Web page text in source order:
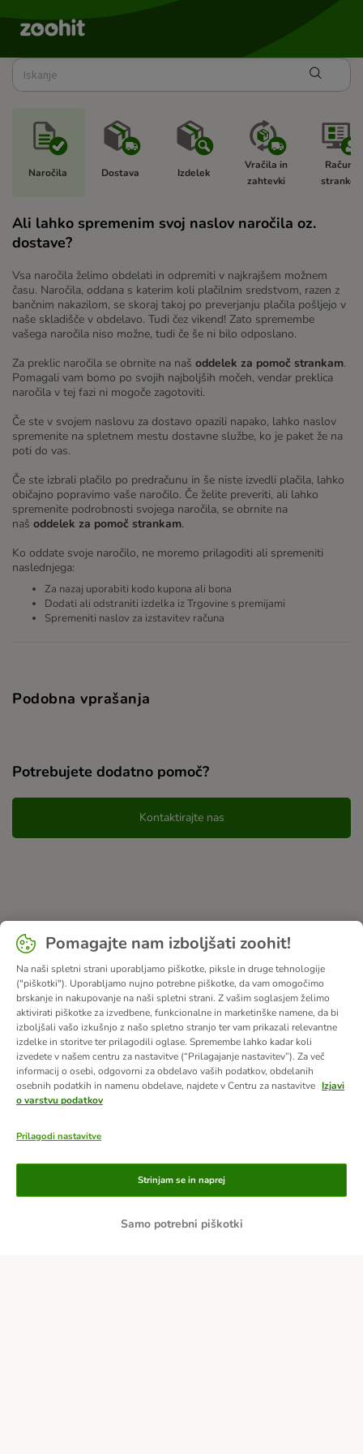
Naročila Dostava Izdelek
Vračila in
zahtevki
Račun
stranke
Ali lahko spremenim svoj naslov naročila oz.
dostave?
Vsa naročila želimo obdelati in odpremiti v najkrajšem možnem
času. Naročila, oddana s katerim koli plačilnim sredstvom, razen z
bančnim nakazilom, se skoraj takoj po preverjanju plačila pošljejo v
naše skladišče v obdelavo. Tudi čez vikend! Zato spremembe
vašega naročila niso možne, tudi če še ni bilo odposlano.
Za preklic naročila se obrnite na naš oddelek za pomoč strankam.
Pomagali vam bomo po svojih najboljših močeh, vendar preklica
naročila v tej fazi ni mogoče zagotoviti.
Če ste v svojem naslovu za dostavo opazili napako, lahko naslov
spremenite na spletnem mestu dostavne službe, ko je paket že na
poti do vas.
Če ste izbrali plačilo po predračunu in še niste izvedli plačila, lahko
običajno popravimo vaše naročilo. Če želite preveriti, ali lahko
spremenite podrobnosti svojega naročila, se obrnite na
naš oddelek za pomoč strankam.
Ko oddate svoje naročilo, ne moremo prilagoditi ali spremeniti
naslednjega:
Za nazaj uporabiti kodo kupona ali bona
Dodati ali odstraniti izdelka iz Trgovine s premijami
Spremeniti naslov za izstavitev računa
Podobna vprašanja
Potrebujete dodatno pomoč?
Kontaktirajte nas
Načini plačila
Pomagajte nam izboljšati zoohit!
Na naši spletni strani uporabljamo piškotke, piksle in druge tehnologije
("piškotki"). Uporabljamo nujno potrebne piškotke, da vam omogočimo
brskanje in nakupovanje na naši spletni strani. Z vašim soglasjem želimo
aktivirati piškotke za izvedbene, funkcionalne in marketinške namene, da bi
izboljšali vašo izkušnjo z našo spletno stranjo ter vam prikazali relevantne
izdelke in storitve ter prilagodili oglase. Spremembe lahko kadar koli
izvedete v našem centru za nastavitve (“Prilagajanje nastavitev”). Za več
informacij o osebi, odgovorni za obdelavo vaših podatkov, obdelanih
osebnih podatkih in namenu obdelave, najdete v Centru za nastavitve Izjavi
o varstvu podatkov
Prilagodi nastavitve
Samo potrebni piškotki
Strinjam se in naprej